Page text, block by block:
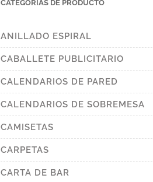
CATEGORÍAS DE PRODUCTO
ANILLADO ESPIRAL
CABALLETE PUBLICITARIO
CALENDARIOS DE PARED
CALENDARIOS DE SOBREMESA
CAMISETAS
CARPETAS
CARTA DE BAR